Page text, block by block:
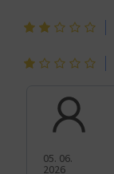
2
1
05. 06.
2026